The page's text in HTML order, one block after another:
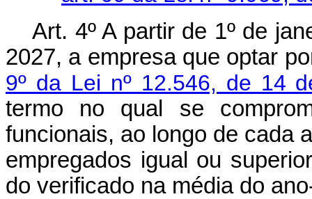
Art. 4º A partir de 1º de
2027, a empresa que optar
9º da Lei nº 12.546, de 14
termo no qual se
funcionais, ao longo de cada
empregados igual ou
do verificado na média do